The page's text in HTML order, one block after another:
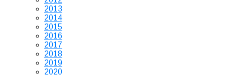
2013
2014
2015
2016
2017
2018
2019
2020